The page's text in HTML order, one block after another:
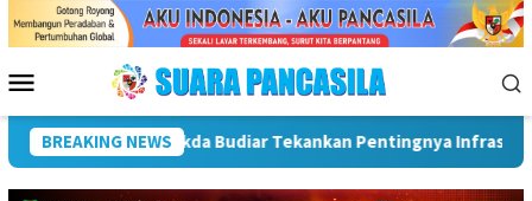
Menu
Mobile
BREAKING NEWSWakil Wali Kota Lepas Lomba Gerak Jalan Tingkat